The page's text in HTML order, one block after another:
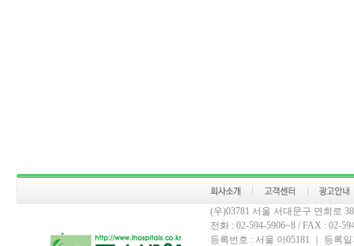
(우)03781 서울 서대문구 연희로
전화 : 02-594-5906~8 / FAX : 02-
등록번호 : 서울 아05181 ｜ 등록